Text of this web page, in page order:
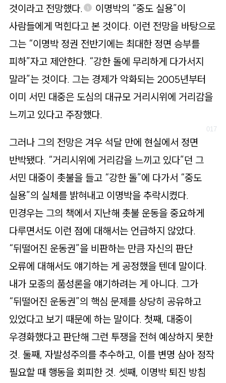
것이라고 전망했다.
1
이명박의 “중도 실용”이
사람들에게 먹힌다고 본 것이다. 이런 전망을 바탕으로
그는 “이명박 정권 전반기에는 최대한 정면 승부를
피하”자고 제안한다. “강한 돌에 무리하게 다가서지
말라”는 것이다. 그는 경제가 악화되는 2005년부터
이미 서민 대중은 도심의 대규모 거리시위에 거리감을
느끼고 있다고 주장했다.
그러나 그의 전망은 겨우 석달 만에 현실에서 정면
반박됐다. “거리시위에 거리감을 느끼고 있다”던 그
서민 대중이 촛불을 들고 “강한 돌”에 다가서 “중도
실용”의 실체를 밝혀내고 이명박을 추락시켰다.
민경우는 그의 책에서 지난해 촛불 운동을 중요하게
다루면서도 이런 점에 대해서는 언급하지 않았다.
“뒤떨어진 운동권”을 비판하는 만큼 자신의 판단
오류에 대해서도 얘기하는 게 공정했을 텐데 말이다.
내가 모종의 품성론을 얘기하려는 게 아니다. 그가
“뒤떨어진 운동권”의 핵심 문제를 상당히 공유하고
있었다고 보기 때문에 하는 말이다. 첫째, 대중이
우경화했다고 판단해 그런 투쟁을 전혀 예상하지 못한
것. 둘째, 자발성주의를 추수하고, 이를 변명 삼아 정작
필요할 때 행동을 회피한 것. 셋째, 이명박 퇴진 방침